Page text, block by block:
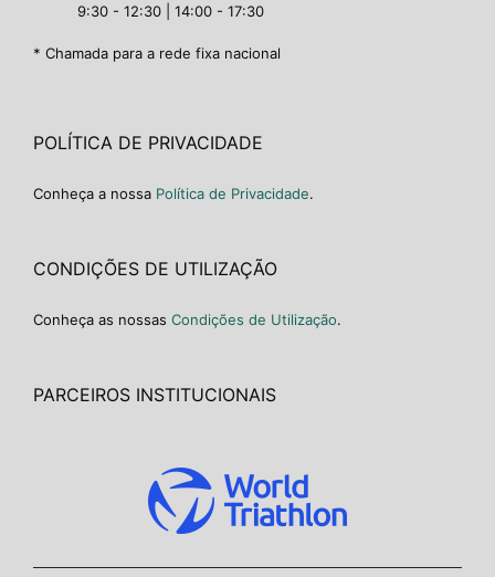
9:30 - 12:30 | 14:00 - 17:30
* Chamada para a rede fixa nacional
POLÍTICA DE PRIVACIDADE
Conheça a nossa Política de Privacidade.
CONDIÇÕES DE UTILIZAÇÃO
Conheça as nossas Condições de Utilização.
PARCEIROS INSTITUCIONAIS